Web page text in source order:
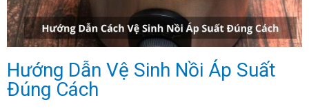
Hướng Dẫn Vệ Sinh Nồi Áp Suất
Đúng Cách